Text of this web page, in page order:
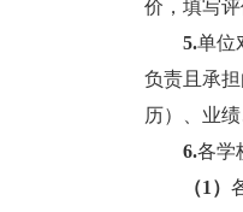
价，填写
5.单位
负责且承
历）、业
6.各学
（1）